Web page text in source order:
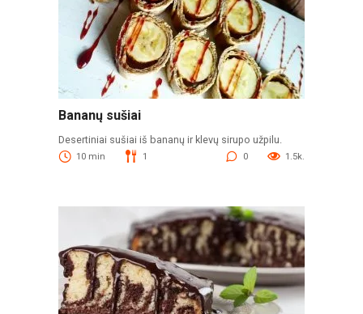
Bananų sušiai
Desertiniai sušiai iš bananų ir klevų sirupo užpilu.
10 min 1 0 1.5k.